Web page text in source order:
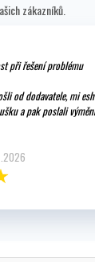
zákazníků.
při řešení problému
od dodavatele, mi
a pak poslali